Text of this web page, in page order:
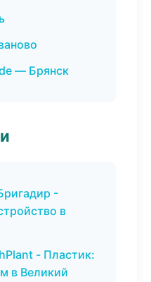
— Брянск
-
в
- Пластик:
в Великий